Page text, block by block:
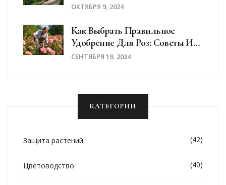
ОКТЯБРЯ 9, 2024
Как Выбрать Правильное
Удобрение Для Роз: Советы И
Рекомендации
СЕНТЯБРЯ 19, 2024
КАТЕГОРИИ
Защита растений (42)
Цветоводство (40)